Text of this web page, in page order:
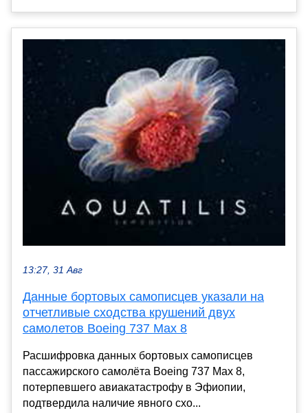
13:27, 31 Авг
Данные бортовых самописцев указали на
отчетливые сходства крушений двух
самолетов Boeing 737 Max 8
Расшифровка данных бортовых самописцев
пассажирского самолёта Boeing 737 Max 8,
потерпевшего авиакатастрофу в Эфиопии,
подтвердила наличие явного схо...